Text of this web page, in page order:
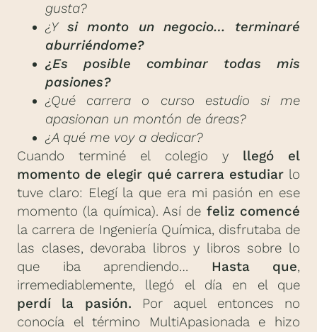
gusta?
¿Y si monto un negocio… terminaré
aburriéndome?
¿Es posible combinar todas mis
pasiones?
¿Qué carrera o curso estudio si me
apasionan un montón de áreas?
¿A qué me voy a dedicar?
Cuando terminé el colegio y llegó el
momento de elegir qué carrera estudiar lo
tuve claro: Elegí la que era mi pasión en ese
momento (la química). Así de feliz comencé
la carrera de Ingeniería Química, disfrutaba de
las clases, devoraba libros y libros sobre lo
que iba aprendiendo… Hasta que,
irremediablemente, llegó el día en el que
perdí la pasión. Por aquel entonces no
conocía el término MultiApasionada e hizo